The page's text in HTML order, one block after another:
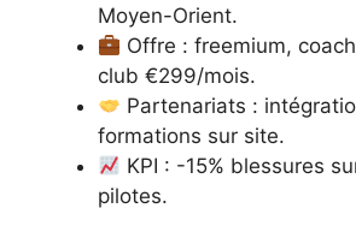
Moyen-Orient.
Offre : freemium,
club €299/mois.
Partenariats :
formations sur site.
KPI : -15% blessures
pilotes.